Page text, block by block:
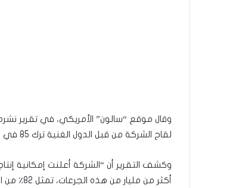
وقال موقع “سالون” الأمريكي، في تقرير
لقاح الشركة من قبل الدول الغنية ترك 85 في المئة من سكان العالم، من أفقر الدول، بدون إمكانية للحصول عليه”.
أكثر من مليار من هذه الجرعات، تمثل 82٪ من العرض، من قبل البلدان الغنية”.